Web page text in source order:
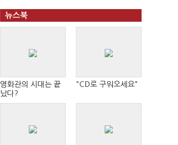
뉴스북
영화관의 시대는 끝
났다?
"CD로 구워오세요"